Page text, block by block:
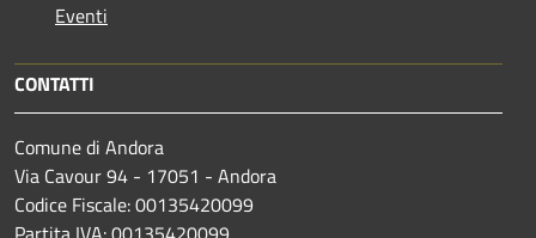
Eventi
CONTATTI
Comune di Andora
Via Cavour 94 - 17051 - Andora
Codice Fiscale: 00135420099